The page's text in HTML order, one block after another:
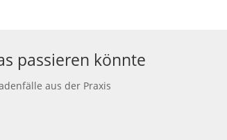
passieren könnte
aus der Praxis